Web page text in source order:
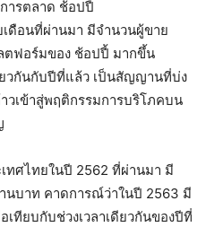
ารตลาด ช้อปปี้
เดือนที่ผ่านมา มีจำนวนผู้ขาย
ตฟอร์มของ ช้อปปี้ มากขึ้น
ยวกันกับปีที่แล้ว เป็นสัญญานที่บ่ง
วเข้าสู่พฤติกรรมการบริโภคบน
ทศไทยในปี 2562 ที่ผ่านมา มี
นบาท คาดการณ์ว่าในปี 2563 มี
ทียบกับช่วงเวลาเดียวกันของปีที่